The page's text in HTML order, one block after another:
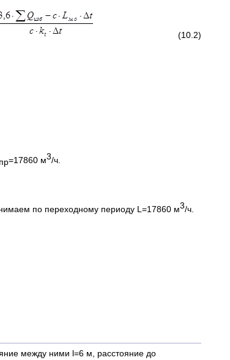
(10.2)
пр=17860 м3/ч.
по переходному периоду L=17860 м3/ч.
между ними l=6 м, расстояние до